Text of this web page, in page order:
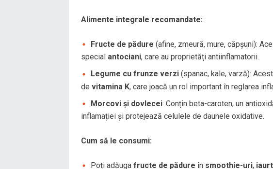
Alimente integrale recomandate:
Fructe de pădure (afine, zmeură, mure, căpșuni):
special antociani, care au proprietăți antiinflamatorii.
Legume cu frunze verzi (spanac, kale, varză):
de vitamina K, care joacă un rol important în reglarea
Morcovi și dovlecei: Conțin beta-caroten, un
inflamației și protejează celulele de daunele oxidative.
Cum să le consumi:
Poți adăuga fructe de pădure în smoothie-uri,